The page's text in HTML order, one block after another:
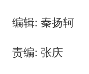
编辑: 秦扬轲
责编: 张庆